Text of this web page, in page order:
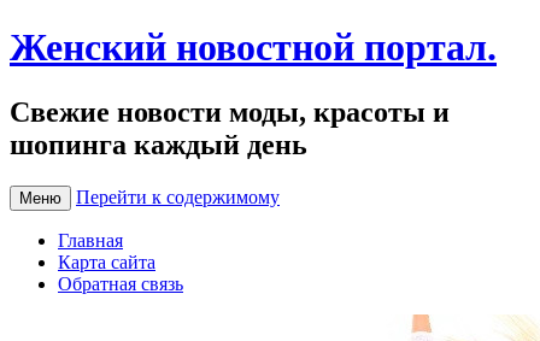
Женский новостной портал.
Свежие новости моды, красоты и
шопинга каждый день
Меню Перейти к содержимому
Главная
Карта сайта
Обратная связь